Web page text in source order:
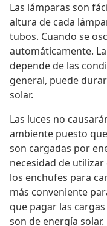
Las lámparas son
altura de cada
tubos. Cuando se
automáticamente.
depende de las
general, puede
solar.
Las luces no
ambiente puesto
son cargadas por
necesidad de
los enchufes para
más conveniente
que pagar las
son de energía